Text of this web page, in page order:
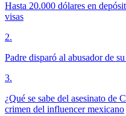
Hasta 20.000 dólares en
visas
2.
Padre disparó al abusador de
3.
¿Qué se sabe del asesinato de
crimen del influencer mexicano